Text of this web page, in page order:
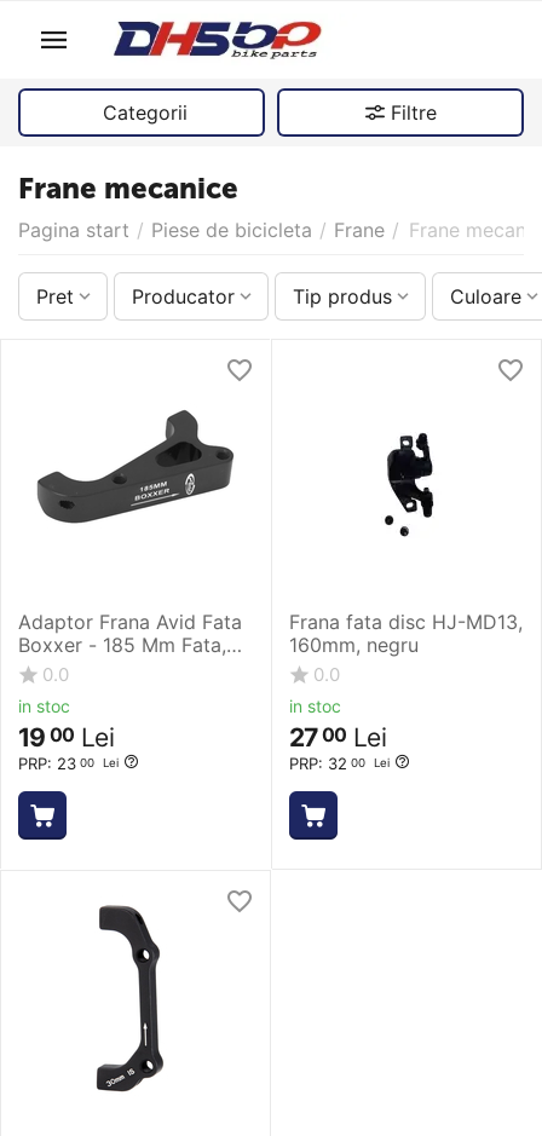
Categorii Filtre
Frane mecanice
Pagina start / Piese de bicicleta / Frane / Frane
Pret Producator Tip produs Culoare
Adaptor Frana Avid Fata
Boxxer - 185 Mm Fata,
Negru
0.0
in stoc
PRP: 23 00 Lei
19 00 Lei
Frana fata disc HJ-MD13,
160mm, negru
0.0
in stoc
PRP: 32 00 Lei
2700 Lei